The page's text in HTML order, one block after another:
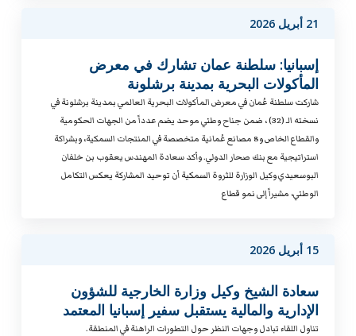
21 أبريل 2026
إسبانيا: سلطنة عمان تشارك في معرض
المأكولات البحرية بمدينة برشلونة
شاركت سلطنة عُمان في معرض المأكولات البحرية العالمي بمدينة برشلونة في
نسخته الـ (32) ، ضمن جناح وطني موحد يضم عدداً من الجهات الحكومية
والقطاع الخاص و8 مصانع عُمانية متخصصة في المنتجات السمكية، وبشراكة
استراتيجية مع بنك صحار الدولي. وأكد سعادة المهندس يعقوب بن خلفان
البوسعيدي وكيل الوزارة للثروة السمكية أن توحيد المشاركة يعكس التكامل
الوطني، مشيراً إلى نمو قطاع
15 أبريل 2026
سعادة الشيخ وكيل وزارة الخارجية للشؤون
الإدارية والمالية يستقبل سفير إسبانيا المعتمد
تناول اللقاء تبادل وجهات النظر حول التطورات الراهنة في المنطقة.